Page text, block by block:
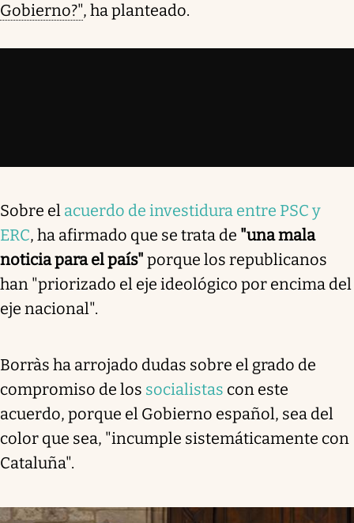
Gobierno?", ha planteado.
Sobre el acuerdo de investidura entre PSC y
ERC, ha afirmado que se trata de "una mala
noticia para el país" porque los republicanos
han "priorizado el eje ideológico por encima del
eje nacional".
Borràs ha arrojado dudas sobre el grado de
compromiso de los socialistas con este
acuerdo, porque el Gobierno español, sea del
color que sea, "incumple sistemáticamente con
Cataluña".